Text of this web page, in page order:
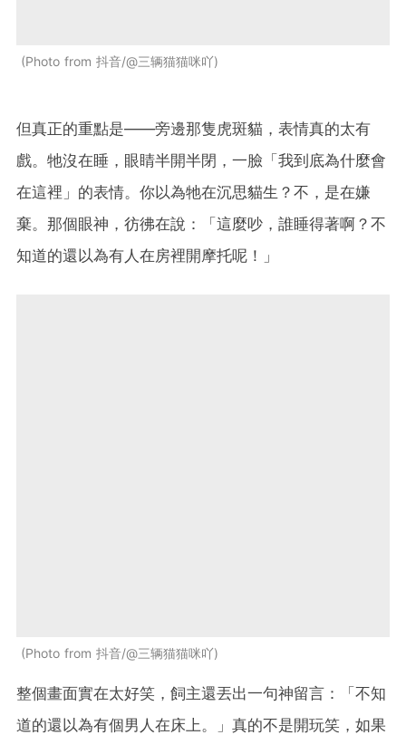
Photo from 抖音/@三辆猫猫咪吖
但真正的重點是——旁邊那隻虎斑貓，表情真的太有
戲。牠沒在睡，眼睛半開半閉，一臉「我到底為什麼會
在這裡」的表情。你以為牠在沉思貓生？不，是在嫌
棄。那個眼神，彷彿在說：「這麼吵，誰睡得著啊？不
知道的還以為有人在房裡開摩托呢！」
Photo from 抖音/@三辆猫猫咪吖
整個畫面實在太好笑，飼主還丟出一句神留言：「不知
道的還以為有個男人在床上。」真的不是開玩笑，如果